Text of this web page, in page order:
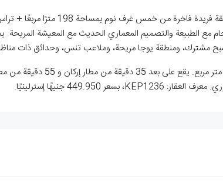
الطبيعة والتصميم المعماري الحديث مع المعيشة المريحة.
للبيع: 5 غرف نوم، 3 حمامات، مساحة معيشة 240 متر